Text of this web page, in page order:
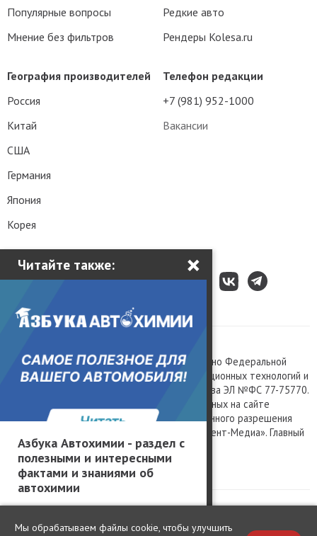
Читайте также: ×
Азбука Автохимии - раздел с
полезными и интересными
фактами и знаниями об
автохимии
Телефон редакции
+7 (981) 952-1000
Вакансии
Популярные вопросы
Мнение без фильтров
Редкие авто
Рендеры Kolesa.ru
География производителей
Россия
Китай
США
Германия
Япония
Корея
Сетевое издание «Kolesa.ru», зарегистрировано Федеральной
службой по надзору в сфере связи, информационных технологий и
массовых коммуникаций, номер свидетельства ЭЛ №ФС 77-75770.
Любое использование материалов, размещенных на сайте
www.kolesa.ru, допускается только с письменного разрешения
правообладателя. Учредитель ООО «Президент-Медиа». Главный
редактор Баландин М.А. 0+
Политика конфиденциальности
Мы обрабатываем файлы cookie, чтобы улучшить